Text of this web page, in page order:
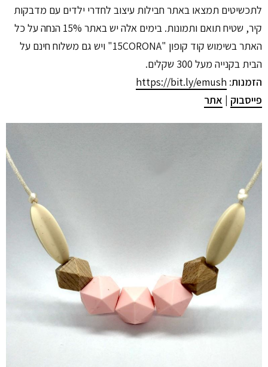
לתכשיטים תמצאו באתר חבילות עיצוב לחדרי ילדים עם מדבקות
קיר, שטיח תואם ותמונות. בימים אלה יש באתר 15% הנחה על כל
האתר בשימוש קוד קופון "15CORONA" ויש גם משלוח חינם על
הבית בקנייה מעל 300 שקלים.
הזמנות:
https://bit.ly/emush
פייסבוק | אתר